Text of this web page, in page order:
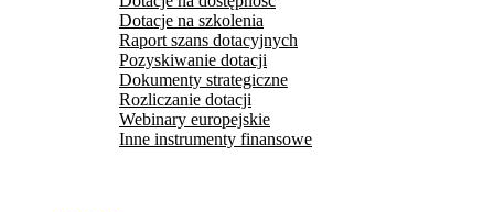
Dotacje na szkolenia
Raport szans dotacyjnych
Pozyskiwanie dotacji
Dokumenty strategiczne
Rozliczanie dotacji
Webinary europejskie
Inne instrumenty finansowe